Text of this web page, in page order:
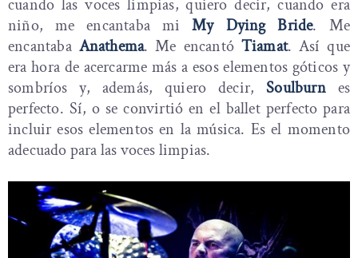
cuando las voces limpias, quiero decir, cuando era
niño, me encantaba miMy Dying Bride. Me
encantaba Anathema. Me encantó Tiamat. Así que
era hora de acercarme más a esos elementos góticos y
sombríos y, además, quiero decir,Soulburnes
perfecto. Sí, o se convirtió en el ballet perfecto para
incluir esos elementos en la música. Es el momento
adecuado para las voces limpias.